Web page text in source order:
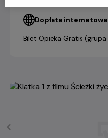
Dopłata internetowa
Bilet Opieka Gratis (grupa